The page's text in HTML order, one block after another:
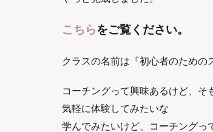
こちらをご覧ください。
クラスの名前は『初心者のための
コーチングって興味あるけど、そ
気軽に体験してみたいな
学んでみたいけど、コーチングっ